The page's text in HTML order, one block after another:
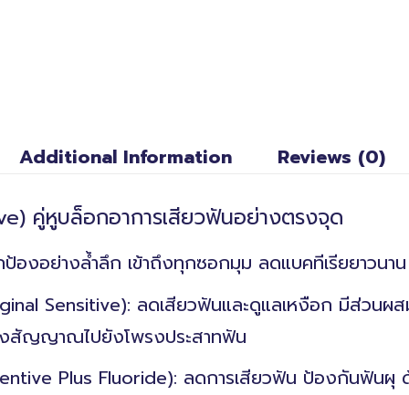
Additional Information Reviews (0)
คู่หูบล็อกอาการเสียวฟันอย่างตรงจุด
องอย่างล้ำลึก เข้าถึงทุกซอกมุม ลดแบคทีเรียยาวนาน
Sensitive): ลดเสียวฟันและดูแลเหงือก มีส่วนผส
งสัญญาณไปยังโพรงประสาทฟัน
Plus Fluoride): ลดการเสียวฟัน ป้องกันฟันผุ ด้